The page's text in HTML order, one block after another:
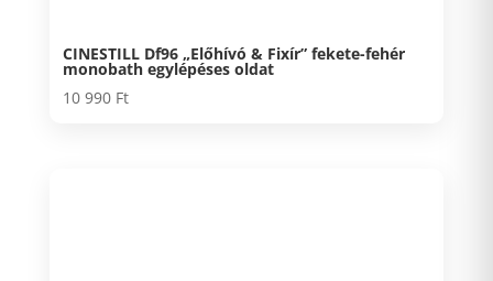
CINESTILL Df96 „Előhívó & Fixír” fekete-fehér
monobath egy­lépéses oldat
10 990 Ft